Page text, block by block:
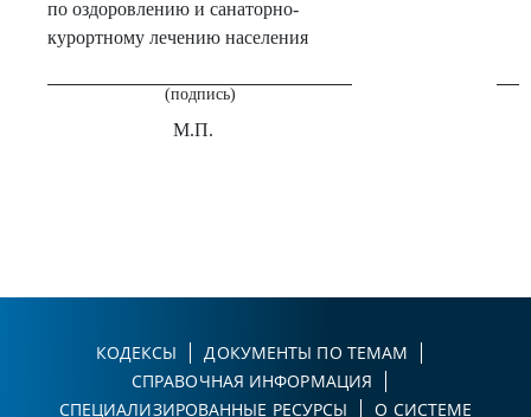
по оздоровлению и санаторно-
курортному лечению населения
(подпись)
М.П.
КОДЕКСЫ
ДОКУМЕНТЫ ПО ТЕМАМ
СПРАВОЧНАЯ ИНФОРМАЦИЯ
СПЕЦИАЛИЗИРОВАННЫЕ РЕСУРСЫ
О СИСТЕМЕ